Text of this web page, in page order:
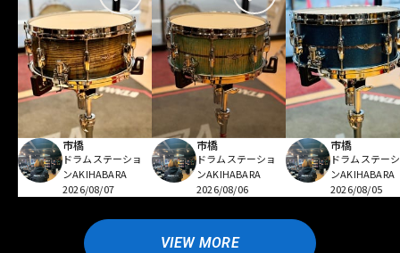
市橋
ドラムステーショ
ンAKIHABARA
2026/08/07
市橋
ドラムステーショ
ンAKIHABARA
2026/08/06
市橋
ドラムステー
ンAKIHABARA
2026/08/05
VIEW MORE